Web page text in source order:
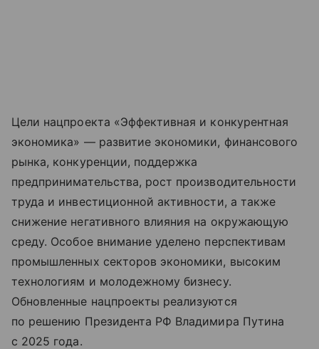
Цели нацпроекта «Эффективная и конкурентная
экономика» — развитие экономики, финансового
рынка, конкуренции, поддержка
предпринимательства, рост производительности
труда и инвестиционной активности, а также
снижение негативного влияния на окружающую
среду. Особое внимание уделено перспективам
промышленных секторов экономики, высоким
технологиям и молодежному бизнесу.
Обновленные нацпроекты реализуются
по решению Президента РФ Владимира Путина
с 2025 года.